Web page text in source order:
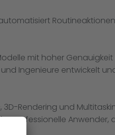
mit hoher
Ingenieure entwickelt
3D-Rendering und
professionelle Anwender,